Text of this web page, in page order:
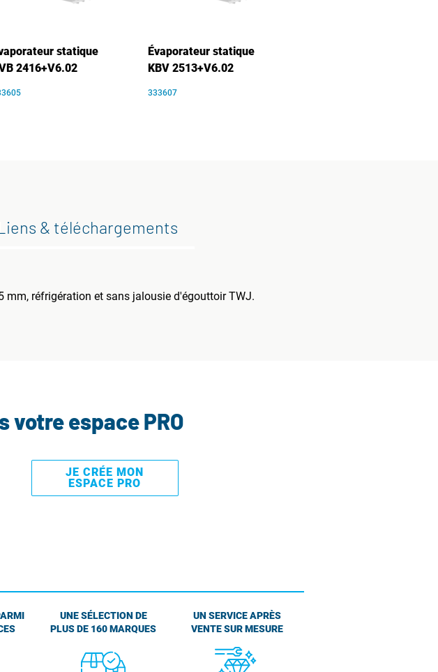
statique
2416+V6.02
Évaporateur statique
KBV 2513+V6.02
333607
& téléchargements
mm, réfrigération et sans jalousie d'égouttoir TWJ.
espace PRO
JE CRÉE MON
ESPACE PRO
UNE SÉLECTION DE
PLUS DE 160 MARQUES
UN SERVICE APRÈS
VENTE SUR MESURE